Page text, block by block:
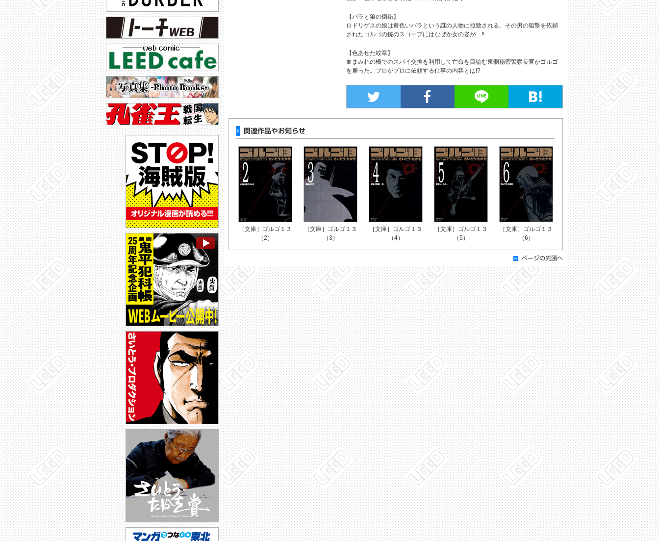
【バラと狼の倒錯】
ロドリゲスの娘は黄色いバラという謎の人物に拉致される。その男の狙撃を依頼
されたゴルゴの銃のスコープにはなぜか女の姿が…!!
【色あせた紋章】
血まみれの橋でのスパイ交換を利用して亡命を目論む東側秘密警察長官がゴルゴ
を雇った。プロがプロに依頼する仕事の内容とは!?
［文庫］ゴルゴ１３
（2）
［文庫］ゴルゴ１３
（3）
［文庫］ゴルゴ１３
（4）
［文庫］ゴルゴ１３
（5）
［文庫］ゴルゴ１３
（6）